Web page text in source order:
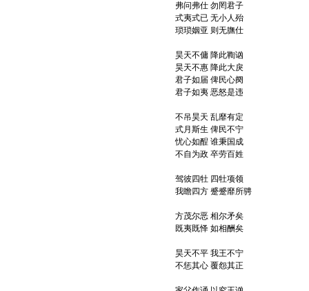
弗问弗仕 勿罔君子
式夷式已 无小人殆
琐琐姻亚 则无膴仕
昊天不傭 降此鞫讻
昊天不惠 降此大戾
君子如届 俾民心阕
君子如夷 恶怒是违
不吊昊天 乱靡有定
式月斯生 俾民不宁
忧心如酲 谁秉国成
不自为政 卒劳百姓
驾彼四牡 四牡项领
我瞻四方 蹙蹙靡所骋
方茂尔恶 相尔矛矣
既夷既怿 如相酬矣
昊天不平 我王不宁
不惩其心 覆怨其正